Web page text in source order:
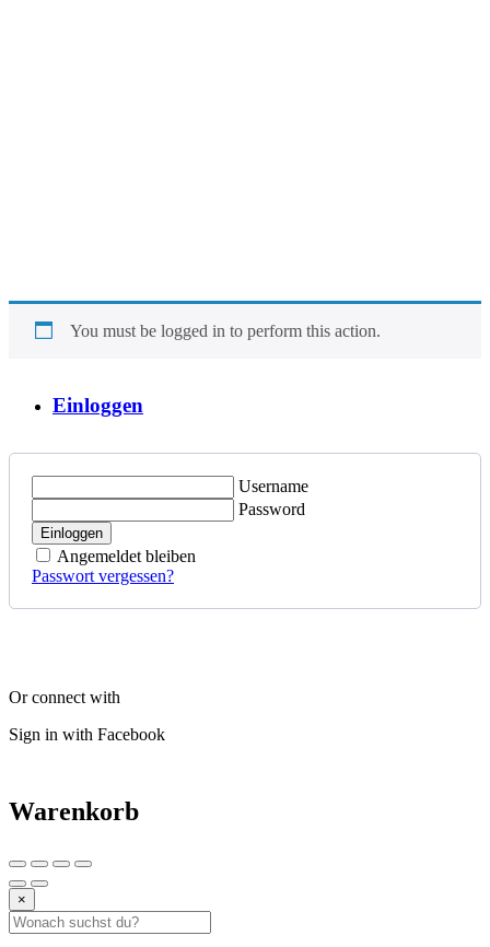
You must be logged in to perform this action.
Einloggen
Username
Password
Einloggen
Angemeldet bleiben
Passwort vergessen?
Or connect with
Sign in with Facebook
Warenkorb
×